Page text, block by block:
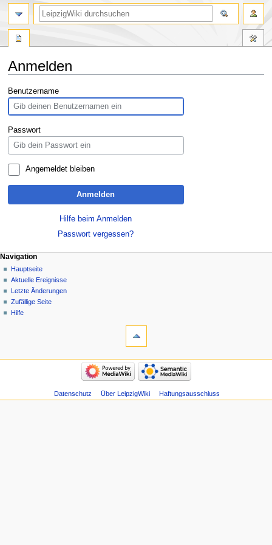
Anmelden
Zur
Navigation
springen
Zur
Suche
springen
Benutzername
Passwort
Angemeldet bleiben
Anmelden
Hilfe beim Anmelden
Passwort vergessen?
Navigation
Hauptseite
Aktuelle Ereignisse
Letzte Änderungen
Zufällige Seite
Hilfe
Datenschutz Über LeipzigWiki Haftungsausschluss